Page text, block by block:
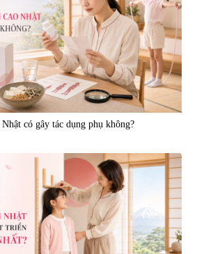
có gây tác dụng phụ không?